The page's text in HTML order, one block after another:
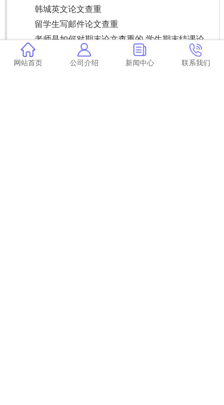
韩城英文论文查重
留学生写邮件论文查重
老师是如何对期末论文查重的 学生期末结课论
文如何查重？
论文查重会查网页文章吗
网站首页 公司介绍 新闻中心 联系我们